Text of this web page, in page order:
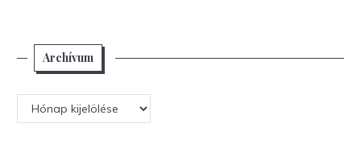
Archívum
Archívum